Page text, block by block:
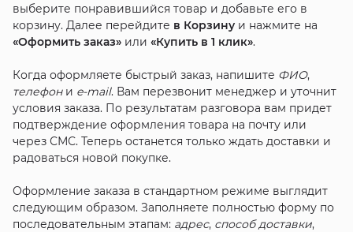
выберите понравившийся товар и добавьте его в
корзину. Далее перейдите в Корзинуи нажмите на
«Оформить заказ»или «Купить в 1 клик».
Когда оформляете быстрый заказ, напишите ФИО,
телефони e-mail. Вам перезвонит менеджер и уточнит
условия заказа. По результатам разговора вам придет
подтверждение оформления товара на почту или
через СМС. Теперь останется только ждать доставки и
радоваться новой покупке.
Оформление заказа в стандартном режиме выглядит
следующим образом. Заполняете полностью форму по
последовательным этапам: адрес, способ доставки,